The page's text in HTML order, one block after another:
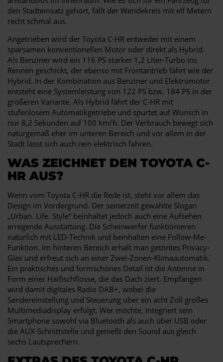
den Stadteinsatz gehört, fällt der Wendekreis mit elf Metern
recht schmal aus.
Angetrieben wird der Toyota C-HR entweder mit einem
sparsamen konventionellen Motor oder direkt als Hybrid.
Als Benziner wird ein 116 PS starker 1,2 Liter-Turbo ins
Rennen geschickt, der ebenso mit Frontantrieb fährt wie der
Hybrid. In der Kombination aus Benziner und Elektromotor
entsteht eine Systemleistung von 122 PS bzw. 184 PS in der
größeren Variante. Als Hybrid fährt der C-HR mit
stufenlosem Automatikgetriebe und spurtet auf Wunsch in
nur 8,2 Sekunden auf 100 km/h. Der Verbrauch bewegt sich
naturgemäß eher im unteren Bereich und vor allem in der
Stadt lässt sich auch rein elektrisch fahren.
WAS ZEICHNET DEN TOYOTA C-
HR AUS?
Wenn vom Toyota C-HR die Rede ist, steht vor allem das
Design im Vordergrund. Der seinerzeit gewählte Slogan
„Urban. Life. Style“ beinhaltet jedoch auch eine Aufsehen
erregende Ausstattung. Die Scheinwerfer funktionieren
natürlich mit LED-Technik und beinhalten eine Follow-Me-
Funktion. Im hinteren Bereich erhält man getöntes Privacy-
Glas und erfreut sich an einer Zwei-Zonen-Klimaautomatik.
Ein praktisches und formschönes Detail ist die Antenne in
Form einer Haifischflosse, die das Dach ziert. Empfangen
wird damit digitales Radio DAB+, wobei die
Sendereinstellung und Steuerung über ein acht Zoll großes
Multimediadisplay erfolgt. Wer möchte, integriert sein
Smartphone sowohl via Bluetooth als auch über USB oder
die AUX-Schnittstelle und genießt den Sound aus gleich
sechs Lautsprechern.